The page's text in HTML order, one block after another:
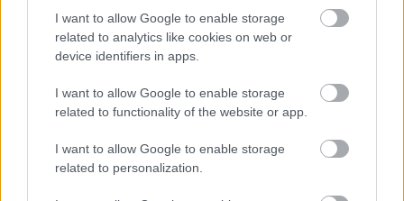
I want to allow Google to enable storage
related to analytics like cookies on web or
device identifiers in apps.
I want to allow Google to enable storage
related to functionality of the website or app.
I want to allow Google to enable storage
related to personalization.